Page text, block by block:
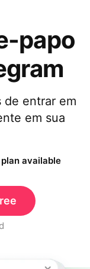
papo
de entrar em
em sua
plan available